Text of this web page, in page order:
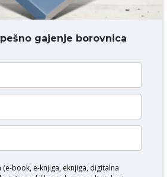
KOMENTAR
gajenje borovnica
(e-book, e-knjiga, eknjiga, digitalna